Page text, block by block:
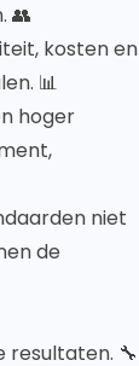
👥
kosten en
📊
hoger
niet
de
🔧